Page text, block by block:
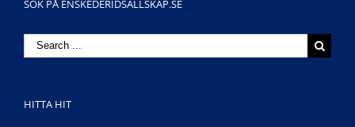
SÖK PÅ ENSKEDERIDSALLSKAP.SE
Search
for:
HITTA HIT